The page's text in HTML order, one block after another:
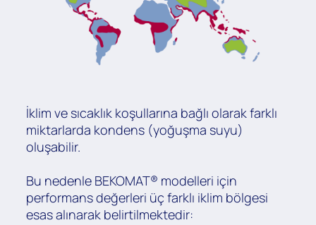
İklim ve sıcaklık koşullarına bağlı olarak farklı
miktarlarda kondens (yoğuşma suyu)
oluşabilir.
Bu nedenle BEKOMAT® modelleri için
performans değerleri üç farklı iklim bölgesi
esas alınarak belirtilmektedir: